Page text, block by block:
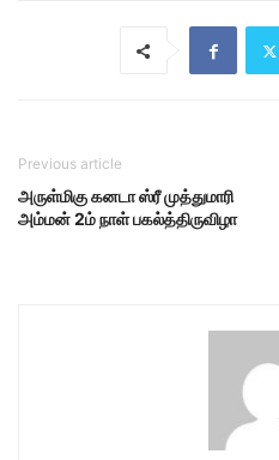
Previous article
அருள்மிகு கனடா ஸ்ரீ முத்துமாரி
அம்மன் 2ம் நாள் பகல்த்திருவிழா